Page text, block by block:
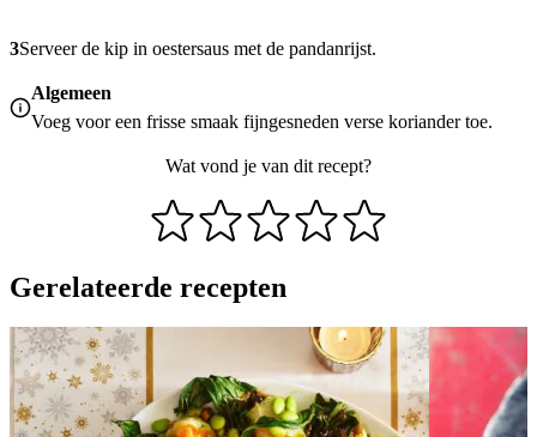
3Serveer de kip in oestersaus met de pandanrijst.
Algemeen
Voeg voor een frisse smaak fijngesneden verse koriander toe.
Wat vond je van dit recept?
Gerelateerde recepten